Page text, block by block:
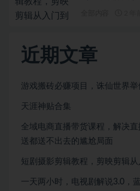
近期文章
游戏搬砖必赚项目，诛仙世界举
天涯神贴合集
全域电商直播带货课程，解决
送都送不出去的尴尬局面
短剧摄影剪辑教程，剪映剪辑从
一天两小时，电视剧解说3.0，